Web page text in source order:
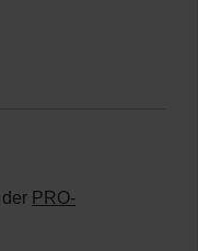
PRO-